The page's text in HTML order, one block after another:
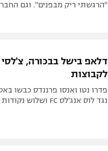
"הרגשתי ריק מבפנים". וגם
דלאפ בישל בבכורה, צ'לסי
לקבוצות
נגד לוס אנג'לס FC ושלוש נקודות נינוחות בבית ד'